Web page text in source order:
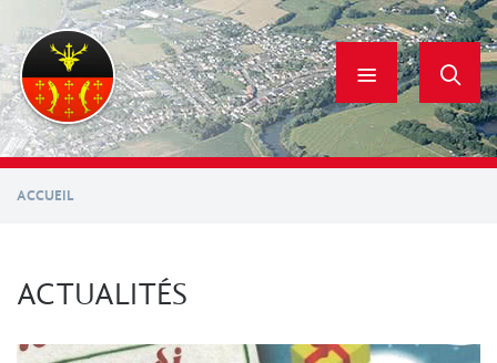
contenu
principal
ACCUEIL
ACTUALITÉS